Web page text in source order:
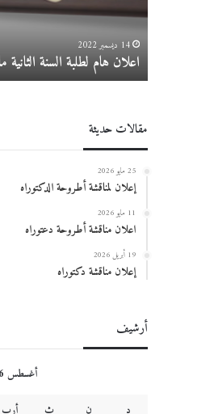
جميع
التخصصات
14 ديسمبر 2022
اعلان هام لطلبة السنة
مقالات حديثة
25 مايو 2026
إعلان لمناقشة أطروحة الدكتوراه
11 مايو 2026
اعلان مناقشة أطروحة دعتوراه
19 أبريل 2026
إعلان مناقشة دكتوراه
أرشيف
أغسطس 2026